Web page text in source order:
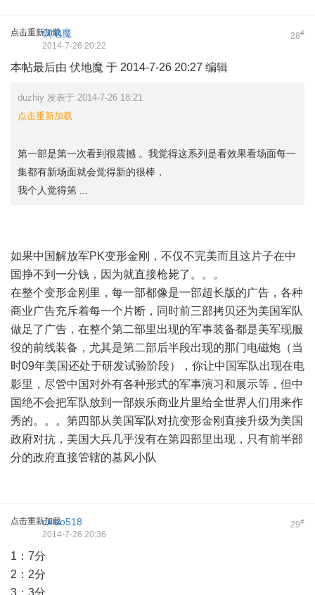
点击重新加载 28#
伏地魔
2014-7-26 20:22
本帖最后由 伏地魔 于 2014-7-26 20:27 编辑
duzhiy 发表于 2014-7-26 18:21
点击重新加载
第一部是第一次看到很震撼 。我觉得这系列是看效果看场面每一
集都有新场面就会觉得新的很棒，
我个人觉得第 ...
如果中国解放军PK变形金刚，不仅不完美而且这片子在中
国挣不到一分钱，因为就直接枪毙了。。。
在整个变形金刚里，每一部都像是一部超长版的广告，各种
商业广告充斥着每一个片断，同时前三部拷贝还为美国军队
做足了广告，在整个第二部里出现的军事装备都是美军现服
役的前线装备，尤其是第二部后半段出现的那门电磁炮（当
时09年美国还处于研发试验阶段），你让中国军队出现在电
影里，尽管中国对外有各种形式的军事演习和展示等，但中
国绝不会把军队放到一部娱乐商业片里给全世界人们用来作
秀的。。。第四部从美国军队对抗变形金刚直接升级为美国
政府对抗，美国大兵几乎没有在第四部里出现，只有前半部
分的政府直接管辖的墓风小队
点击重新加载 29#
cxiao518
2014-7-26 20:36
1：7分
2：2分
3：3分